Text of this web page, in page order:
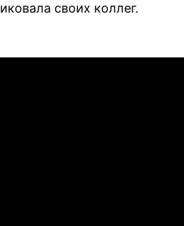
своих коллег.